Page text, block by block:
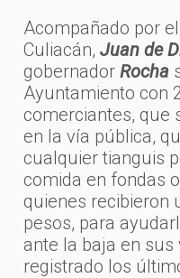
Acompañado por
Culiacán,Juan de
gobernadorRocha
Ayuntamiento con
comerciantes, que
en la vía pública,
cualquier tianguis
comida en fondas
quienes recibieron
pesos, para
ante la baja en sus
registrado los